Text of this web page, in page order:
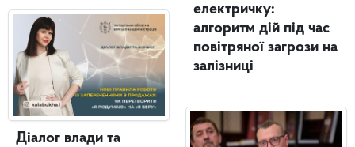
Діалог влади та
електричку:
алгоритм дій під час
повітряної загрози на
залізниці